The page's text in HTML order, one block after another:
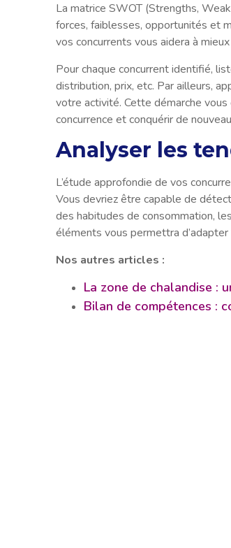
La matrice SWOT (Strengths,
forces, faiblesses, opportunités et
vos concurrents vous aidera à
Pour chaque concurrent identifié,
distribution, prix, etc. Par ailleurs,
votre activité. Cette démarche
concurrence et conquérir de
Analyser les
L’étude approfondie de vos
Vous devriez être capable de
des habitudes de consommation,
éléments vous permettra
Nos autres articles :
La zone de chalandise :
Bilan de compétences :